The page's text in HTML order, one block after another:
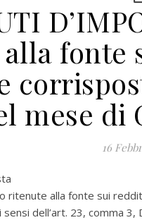
fonte
mese di
16
ritenute alla fonte sui
dell’art. 23, comma 3,